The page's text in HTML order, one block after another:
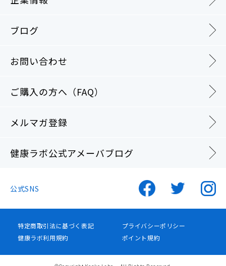
ブログ
お問い合わせ
ご購入の方へ（FAQ）
メルマガ登録
健康ラボ公式アメーバブログ
公式SNS
特定商取引法に基づく表記
プライバシーポリシー
健康ラボ利用規約
ポイント規約